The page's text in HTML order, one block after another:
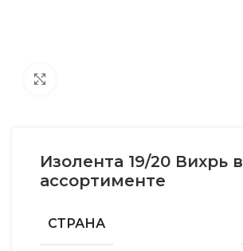
Изолента 19/20 Вихрь в
ассортименте
СТРАНА